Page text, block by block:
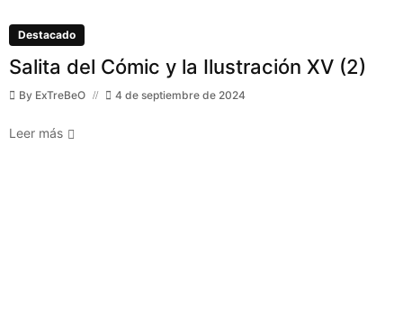
Destacado
Salita del Cómic y la Ilustración XV (2)
By ExTreBeO 4 de septiembre de 2024
Leer más